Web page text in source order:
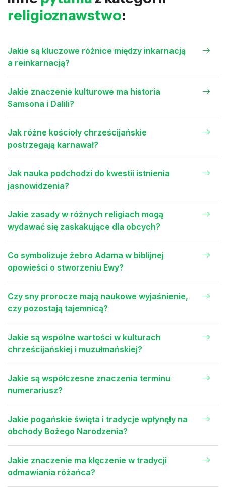
religioznawstwo:
Jakie są kluczowe różnice między inkarnacją
a reinkarnacją?
Jakie znaczenie kulturowe ma historia
Samsona i Dalili?
Jak różne kościoły chrześcijańskie
postrzegają karnawał?
Jak nauka podchodzi do kwestii istnienia
jasnowidzenia?
Jakie zasady w różnych religiach mogą
wydawać się zaskakujące dla obcych?
Co symbolizuje żebro Adama w biblijnej
opowieści o stworzeniu Ewy?
Czy sny prorocze mają naukowe wyjaśnienie,
czy pozostają tajemnicą?
Jakie są wspólne wartości w kulturach
chrześcijańskiej i muzułmańskiej?
Jakie są współczesne znaczenia terminu
numerariusz?
Jakie pogańskie święta i tradycje wpłynęły na
obchody Bożego Narodzenia?
Jakie znaczenie ma klęczenie w tradycji
odmawiania różańca?